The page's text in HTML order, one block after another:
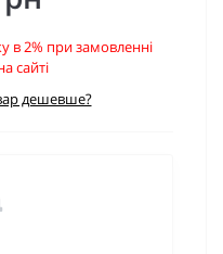
в 2% при замовленні
сайті
дешевше?